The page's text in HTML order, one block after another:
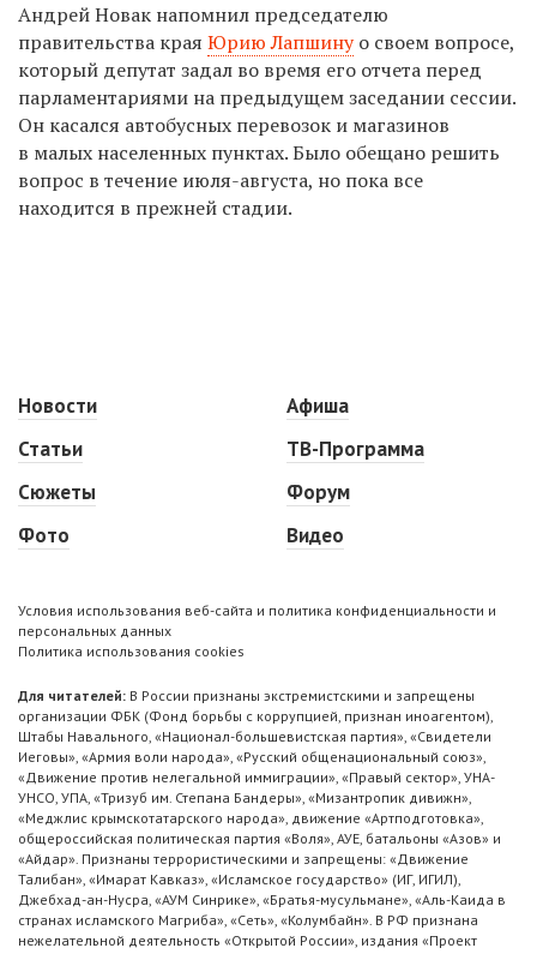
Андрей Новак напомнил председателю
правительства края Юрию Лапшинуо своем вопросе,
который депутат задал во время его отчета перед
парламентариями на предыдущем заседании сессии.
Он касался автобусных перевозок и магазинов
в малых населенных пунктах. Было обещано решить
вопрос в течение июля-августа, но пока все
находится в прежней стадии.
Новости
Статьи
Сюжеты
Фото
Афиша
ТВ-Программа
Форум
Видео
Условия использования веб-сайта и политика конфиденциальности и
персональных данных
Политика использования cookies
Для читателей: В России признаны экстремистскими и запрещены
организации ФБК (Фонд борьбы с коррупцией, признан иноагентом),
Штабы Навального, «Национал-большевистская партия», «Свидетели
Иеговы», «Армия воли народа», «Русский общенациональный союз»,
«Движение против нелегальной иммиграции», «Правый сектор», УНА-
УНСО, УПА, «Тризуб им. Степана Бандеры», «Мизантропик дивижн»,
«Меджлис крымскотатарского народа», движение «Артподготовка»,
общероссийская политическая партия «Воля», АУЕ, батальоны «Азов» и
«Айдар». Признаны террористическими и запрещены: «Движение
Талибан», «Имарат Кавказ», «Исламское государство» (ИГ, ИГИЛ),
Джебхад-ан-Нусра, «АУМ Синрике», «Братья-мусульмане», «Аль-Каида в
странах исламского Магриба», «Сеть», «Колумбайн». В РФ признана
нежелательной деятельность «Открытой России», издания «Проект